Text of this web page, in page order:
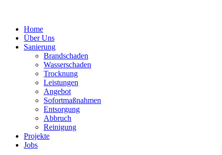
Home
Über Uns
Sanierung
Brandschaden
Wasserschaden
Trocknung
Leistungen
Angebot
Sofortmaßnahmen
Entsorgung
Abbruch
Reinigung
Projekte
Jobs